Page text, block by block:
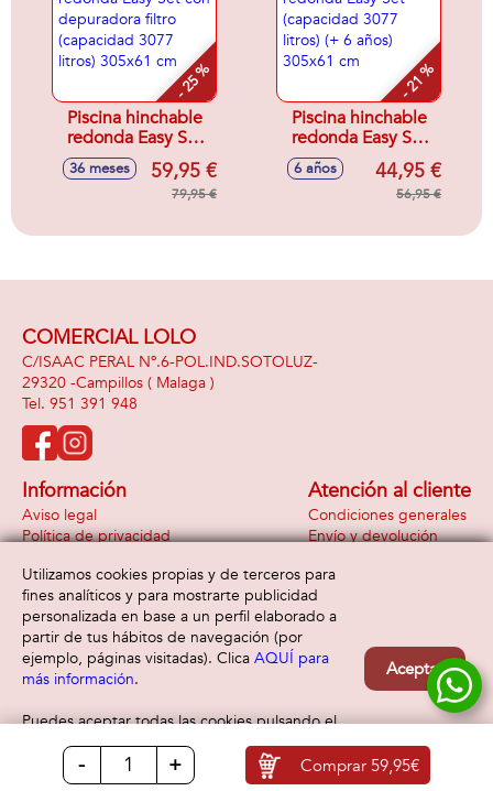
- + Comprar 59,95€
- 25 %
Piscina hinchable
redonda Easy Set
con depuradora
filtro (capacidad
3077 litros) 305x61
36 meses 59,95 €
79,95 €
- 21 %
Piscina hinchable
redonda Easy Set
(capacidad 3077
litros) (+ 6 años)
305x61 cm
6 años 44,95 €
56,95 €
COMERCIAL LOLO
C/ISAAC PERAL Nº.6-POL.IND.SOTOLUZ-
29320 -Campillos ( Malaga )
951 391 948
Información
Aviso legal
Política de privacidad
Atención al cliente
Condiciones generales
Envío y devolución
Formas de pago
Utilizamos cookies propias y de terceros para
fines analíticos y para mostrarte publicidad
personalizada en base a un perfil elaborado a
partir de tus hábitos de navegación (por
ejemplo, páginas visitadas). Clica AQUÍ para
más información.
Puedes aceptar todas las cookies pulsando el
botón “Aceptar” o configurarlas o rechazar su
uso clicando
AQUÍ
Aceptar